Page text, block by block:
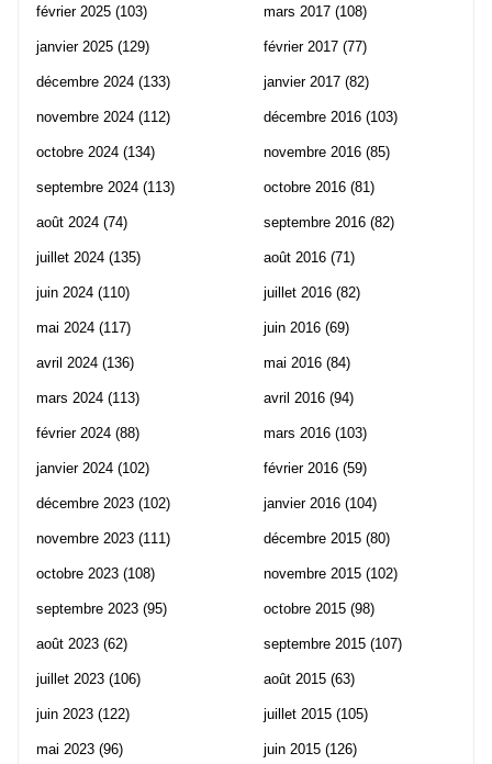
février 2025 (103)
janvier 2025 (129)
décembre 2024 (133)
novembre 2024 (112)
octobre 2024 (134)
septembre 2024 (113)
août 2024 (74)
juillet 2024 (135)
juin 2024 (110)
mai 2024 (117)
avril 2024 (136)
mars 2024 (113)
février 2024 (88)
janvier 2024 (102)
décembre 2023 (102)
novembre 2023 (111)
octobre 2023 (108)
septembre 2023 (95)
août 2023 (62)
juillet 2023 (106)
juin 2023 (122)
mai 2023 (96)
mars 2017 (108)
février 2017 (77)
janvier 2017 (82)
décembre 2016 (103)
novembre 2016 (85)
octobre 2016 (81)
septembre 2016 (82)
août 2016 (71)
juillet 2016 (82)
juin 2016 (69)
mai 2016 (84)
avril 2016 (94)
mars 2016 (103)
février 2016 (59)
janvier 2016 (104)
décembre 2015 (80)
novembre 2015 (102)
octobre 2015 (98)
septembre 2015 (107)
août 2015 (63)
juillet 2015 (105)
juin 2015 (126)